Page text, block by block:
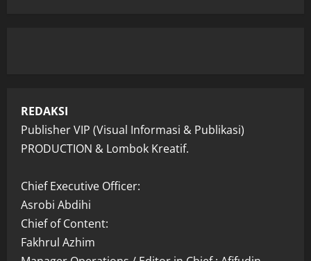
REDAKSI
Publisher VIP (Visual Informasi & Publikasi)
PRODUCTION & Lombok Kreatif.
Chief Executive Officer:
Asrobi Abdihi
Chief of Content:
Fakhrul Azhim